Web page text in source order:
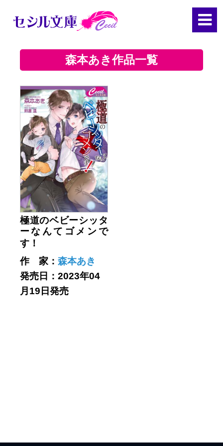
森本あき作品一覧
極道のベビーシッタ
ーなんてゴメンで
す！
作 家： 森本あき
発売日：2023年04
月19日発売